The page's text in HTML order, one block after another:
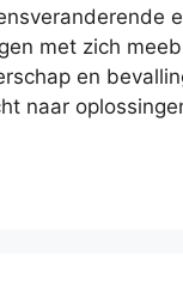
met zich
en
naar